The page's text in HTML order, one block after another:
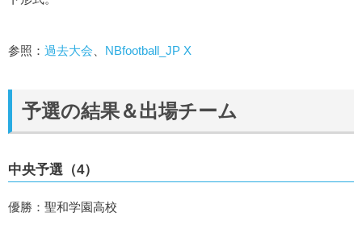
参照： 過去大会 NBfootball_JP X
予選の結果＆出場チーム
中央予選（4）
優勝：聖和学園高校